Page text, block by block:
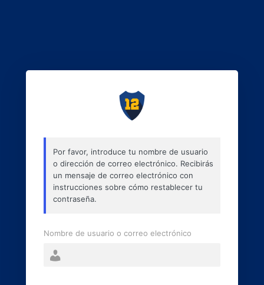
Por favor, introduce tu nombre de usuario
o dirección de correo electrónico. Recibirás
un mensaje de correo electrónico con
instrucciones sobre cómo restablecer tu
contraseña.
Nombre de usuario o correo electrónico